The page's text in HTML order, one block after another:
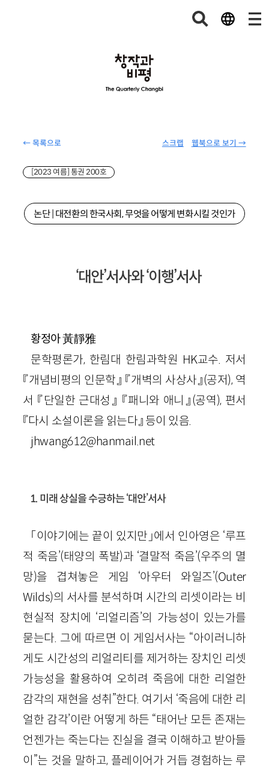
← 목록으로 웹북으로 보기 →
스크랩
[2023 여름] 통권 200호
논단 | 대전환의 한국사회, 무엇을 어떻게 변화시킬 것인가
‘대안’서사와 ‘이행’서사
황정아黃靜雅
문학평론가, 한림대 한림과학원 HK교수. 저서
『개념비평의 인문학』 『개벽의 사상사』(공저), 역
서 『단일한 근대성』 『패니와 애니』(공역), 편서
『다시 소설이론을 읽는다』 등이 있음.
jhwang612@hanmail.net
1. 미래 상실을 수긍하는 ‘대안’서사
「이야기에는 끝이 있지만」에서 인아영은 ‘루프
적 죽음’(태양의 폭발)과 ‘결말적 죽음’(우주의 멸
망)을 겹쳐놓은 게임 ‘아우터 와일즈’(Outer
Wilds)의 서사를 분석하며 시간의 리셋이라는 비
현실적 장치에 ‘리얼리즘’의 가능성이 있는가를
묻는다. 그에 따르면 이 게임서사는 “아이러니하
게도 시간성의 리얼리티를 제거하는 장치인 리셋
가능성을 활용하여 오히려 죽음에 대한 리얼한
감각의 재현을 성취”한다. 여기서 ‘죽음에 대한 리
얼한 감각’이란 어떻게 하든 “태어난 모든 존재는
언젠가는 죽는다는 진실을 결국 이해하고 받아들
이”는 것을 말하고, 플레이어가 거듭 경험하는 루